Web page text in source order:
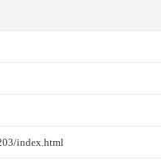
index.html